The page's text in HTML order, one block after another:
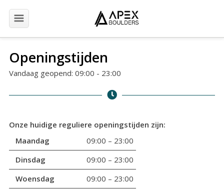
Eerste bezoek
Openingstijden
Cursussen & trainingen
Jeugd
Openingstijden
Vandaag geopend: 09:00 - 23:00
Onze huidige reguliere openingstijden zijn:
Maandag
09:00 – 23:00
Dinsdag
09:00 – 23:00
Woensdag
09:00 – 23:00